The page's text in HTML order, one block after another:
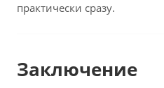
практически сразу.
Заключение